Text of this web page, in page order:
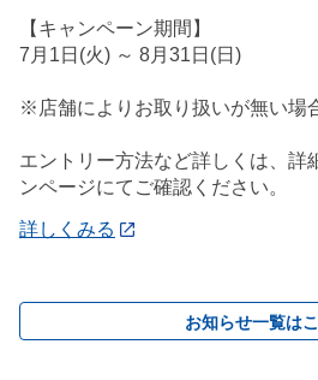
【キャンペーン期間】
7月1日(火) ～ 8月31日(日)
※店舗によりお取り扱いが無い場
エントリー方法など詳しくは、詳
ンページにてご確認ください。
詳しくみる
お知らせ一覧は